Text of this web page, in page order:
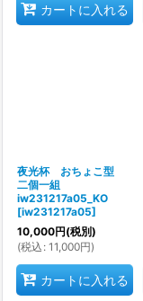
カートに入れる
夜光杯 おちょこ型
二個一組
iw231217a05_KO
[iw231217a05]
10,000円(税別)
(税込 : 11,000円)
カートに入れる